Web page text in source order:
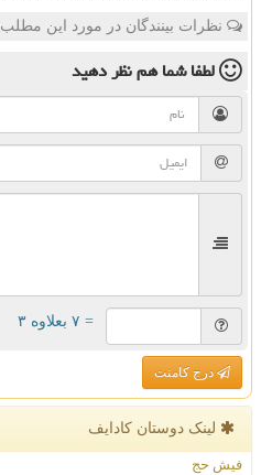
نظرات بینندگان در مورد این مطلب
لطفا شما همنظر دهید
= ۷ بعلاوه ۳
درج کامنت
لینک دوستان كادایف
فیش حج